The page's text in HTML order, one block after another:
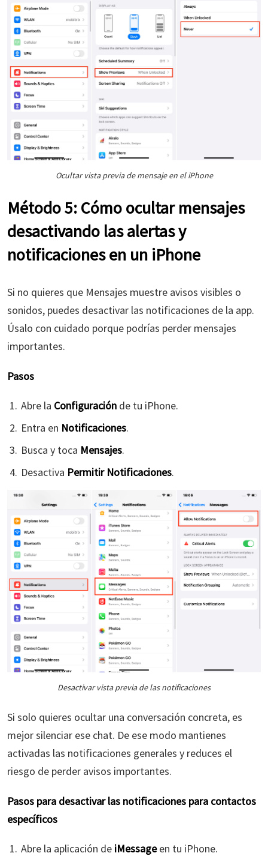
Ocultar vista previa de mensaje en el iPhone
Método 5: Cómo ocultar mensajes
desactivando las alertas y
notificaciones en un iPhone
Si no quieres que Mensajes muestre avisos visibles o
sonidos, puedes desactivar las notificaciones de la app.
Úsalo con cuidado porque podrías perder mensajes
importantes.
Pasos
Abre la Configuraciónde tu iPhone.
Entra en Notificaciones.
Busca y toca Mensajes.
Desactiva Permitir Notificaciones.
Desactivar vista previa de las notificaciones
Si solo quieres ocultar una conversación concreta, es
mejor silenciar ese chat. De ese modo mantienes
activadas las notificaciones generales y reduces el
riesgo de perder avisos importantes.
Pasos para desactivar las notificaciones para contactos
específicos
Abre la aplicación de iMessageen tu iPhone.